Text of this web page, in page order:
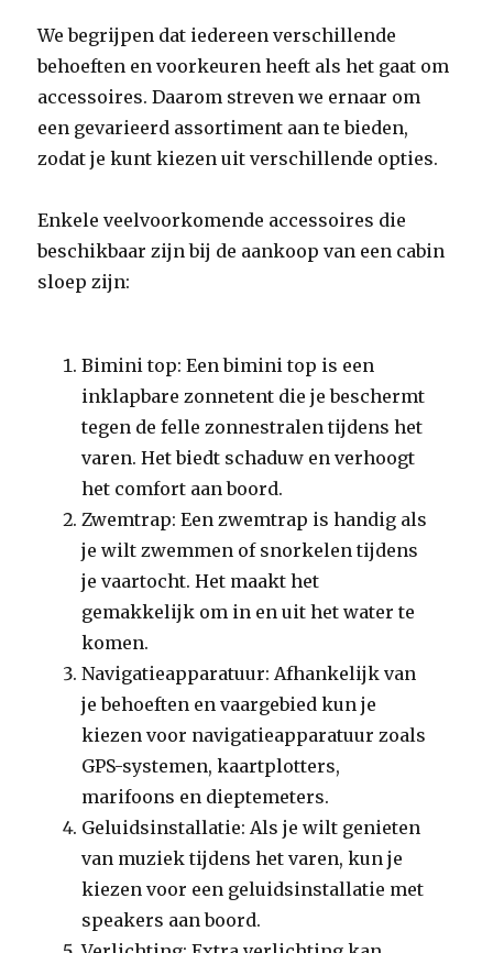
We begrijpen dat iedereen verschillende
behoeften en voorkeuren heeft als het gaat om
accessoires. Daarom streven we ernaar om
een gevarieerd assortiment aan te bieden,
zodat je kunt kiezen uit verschillende opties.
Enkele veelvoorkomende accessoires die
beschikbaar zijn bij de aankoop van een cabin
sloep zijn:
Bimini top: Een bimini top is een
inklapbare zonnetent die je beschermt
tegen de felle zonnestralen tijdens het
varen. Het biedt schaduw en verhoogt
het comfort aan boord.
Zwemtrap: Een zwemtrap is handig als
je wilt zwemmen of snorkelen tijdens
je vaartocht. Het maakt het
gemakkelijk om in en uit het water te
komen.
Navigatieapparatuur: Afhankelijk van
je behoeften en vaargebied kun je
kiezen voor navigatieapparatuur zoals
GPS-systemen, kaartplotters,
marifoons en dieptemeters.
Geluidsinstallatie: Als je wilt genieten
van muziek tijdens het varen, kun je
kiezen voor een geluidsinstallatie met
speakers aan boord.